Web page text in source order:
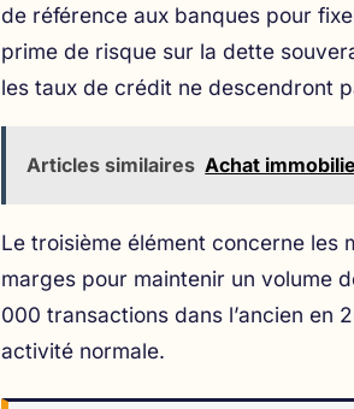
de référence aux banques pour
prime de risque sur la dette
les taux de crédit ne descendront
Articles similaires Achat
Le troisième élément concerne
marges pour maintenir un volume
000 transactions dans l’ancien en
activité normale.